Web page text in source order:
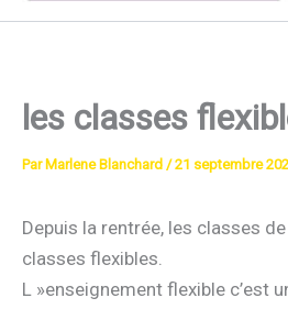
les classes
Par Marlene Blanchard /21 septembre
Depuis la rentrée, les classes
classes flexibles.
L »enseignement flexible c’est